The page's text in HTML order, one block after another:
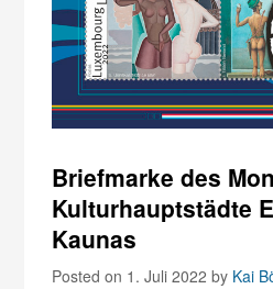
Briefmarke des
Kulturhauptstädte
Kaunas
Posted on 1. Juli 2022by Kai